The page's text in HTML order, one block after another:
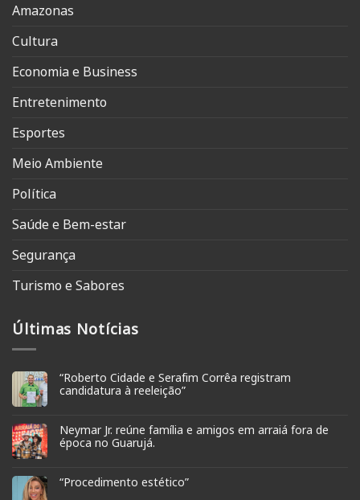
Amazonas
Cultura
Economia e Business
Entretenimento
Esportes
Meio Ambiente
Política
Saúde e Bem-estar
Segurança
Turismo e Sabores
Últimas Notícias
“Roberto Cidade e Serafim Corrêa registram
candidatura à reeleição”
Neymar Jr. reúne família e amigos em arraiá fora de
época no Guarujá.
“Procedimento estético”